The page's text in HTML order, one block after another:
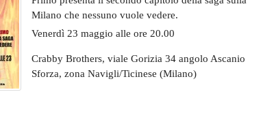
Milano che nessuno vuole vedere.
Venerdì 23 maggio alle ore 20.00
Crabby Brothers, viale Gorizia 34 angolo Ascanio
Sforza, zona Navigli/Ticinese (Milano)